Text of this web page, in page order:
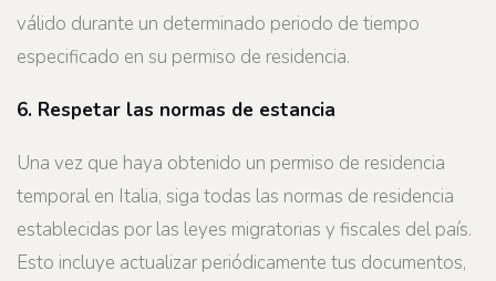
válido durante un determinado periodo de tiempo
especificado en su permiso de residencia.
6. Respetar las normas de estancia
Una vez que haya obtenido un permiso de residencia
temporal en Italia, siga todas las normas de residencia
establecidas por las leyes migratorias y fiscales del país.
Esto incluye actualizar periódicamente tus documentos,